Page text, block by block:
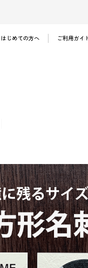
はじめての方へ ご利用ガイ